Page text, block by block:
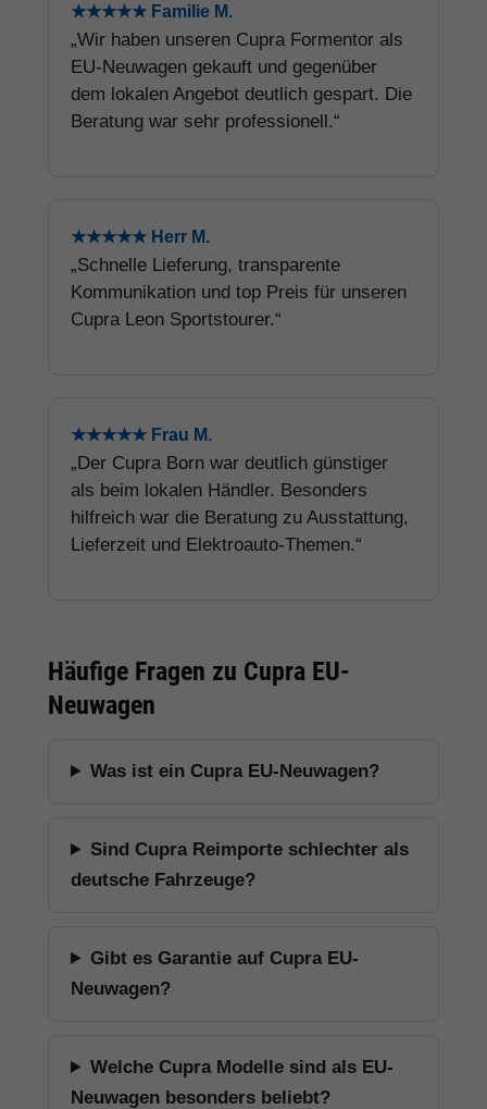
★★★★★ Familie M.
„Wir haben unseren Cupra Formentor als
EU-Neuwagen gekauft und gegenüber
dem lokalen Angebot deutlich gespart. Die
Beratung war sehr professionell.“
★★★★★ Herr M.
„Schnelle Lieferung, transparente
Kommunikation und top Preis für unseren
Cupra Leon Sportstourer.“
★★★★★ Frau M.
„Der Cupra Born war deutlich günstiger
als beim lokalen Händler. Besonders
hilfreich war die Beratung zu Ausstattung,
Lieferzeit und Elektroauto-Themen.“
Häufige Fragen zu Cupra EU-
Neuwagen
Was ist ein Cupra EU-Neuwagen?
Sind Cupra Reimporte schlechter als
deutsche Fahrzeuge?
Gibt es Garantie auf Cupra EU-
Neuwagen?
Welche Cupra Modelle sind als EU-
Neuwagen besonders beliebt?